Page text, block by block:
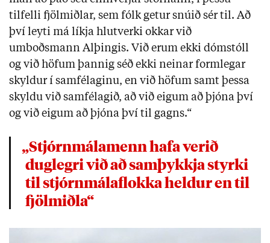
tilfelli fjölmiðlar, sem fólk getur snúið sér til. Að
því leyti má líkja hlutverki okkar við
umboðsmann Alþingis. Við erum ekki dómstóll
og við höfum þannig séð ekki neinar formlegar
skyldur í samfélaginu, en við höfum samt þessa
skyldu við samfélagið, að við eigum að þjóna því
og við eigum að þjóna því til gagns.“
„Stjórnmálamenn hafa verið
duglegri við að samþykkja styrki
til stjórnmálaflokka heldur en til
fjölmiðla“